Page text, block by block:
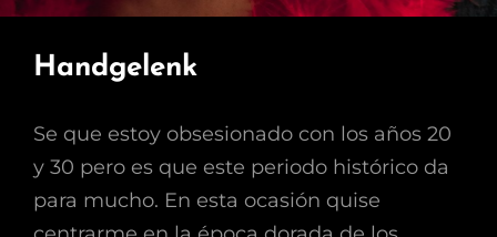
Handgelenk
Se que estoy obsesionado con los años 20
y 30 pero es que este periodo histórico da
para mucho. En esta ocasión quise